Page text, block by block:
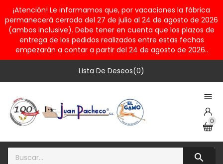
¡Atención! Le informamos que, por vacaciones la fábrica
permanecerá cerrada del 27 de julio al 24 de agosto de 2026
(ambos inclusive). Debe tener en cuenta que los plazos de
entrega de los pedidos realizados entre estas fechas
empezarán a contar a partir del 24 de agosto de 2026..
Lista De Deseos(0)

0
